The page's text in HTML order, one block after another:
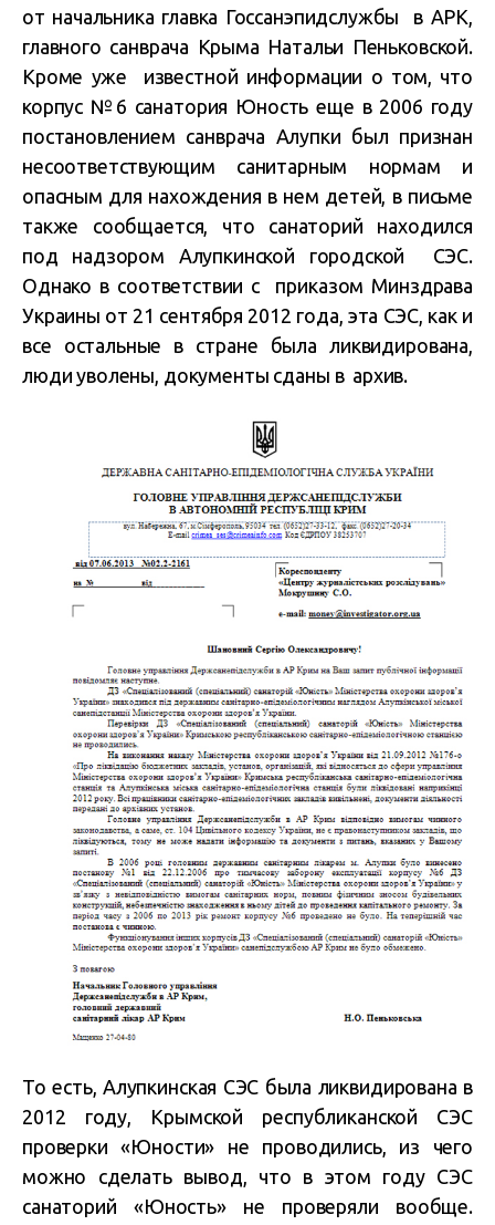
от начальника главка Госсанэпидслужбы в АРК,
главного санврача Крыма Натальи Пеньковской.
Кроме уже известной информации о том, что
корпус №6 санатория Юность еще в 2006 году
постановлением санврача Алупки был признан
несоответствующим санитарным нормам и
опасным для нахождения в нем детей, в письме
также сообщается, что санаторий находился
под надзором Алупкинской городской СЭС.
Однако в соответствии с приказом Минздрава
Украины от 21 сентября 2012 года, эта СЭС, как и
все остальные в стране была ликвидирована,
люди уволены, документы сданы в архив.
То есть, Алупкинская СЭС была ликвидирована в
2012 году, Крымской республиканской СЭС
проверки «Юности» не проводились, из чего
можно сделать вывод, что в этом году СЭС
санаторий «Юность» не проверяли вообще.